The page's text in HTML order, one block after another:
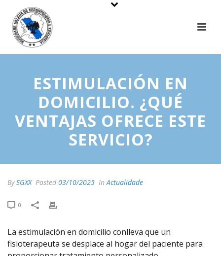
ESTIMULACIÓN EN
DOMICILIO. ¿QUÉ
VENTAJAS OFRECE ESTE
SERVICIO?
BySGXX Posted 03/10/2025 InActualidade
0
La estimulación en domicilio conlleva que un
fisioterapeuta se desplace al hogar del paciente para